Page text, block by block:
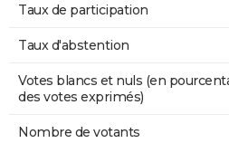
Taux de participation
Taux d'abstention
Votes blancs et nuls (en
des votes exprimés)
Nombre de votants